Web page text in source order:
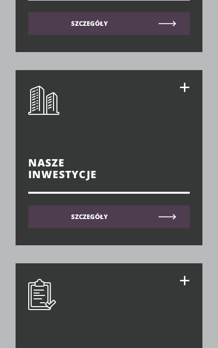
SZCZEGÓŁY
NASZE
INWESTYCJE
SZCZEGÓŁY